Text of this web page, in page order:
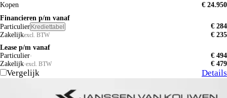
Kopen
€ 24.950
Financieren p/m vanaf
Particulier Krediettabel
€ 284
Zakelijkexcl. BTW
€ 235
Lease p/m vanaf
Particulier
€ 494
Zakelijk excl. BTW € 479
Vergelijk Details